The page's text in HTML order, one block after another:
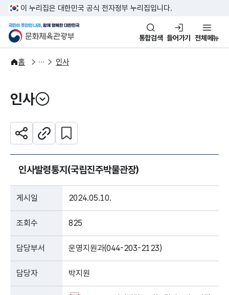
본문 바로가기
주메뉴 바로가기
이 누리집은 대한민국 공식 전자정부 누리집입니다.
문화체육관광부
국민이 주인인 나라, 함께 행복
통합검색 들어가기 전체메뉴
홈
알림·소식
알림 인사
인사
열기
공유하기주소복사
관심 콘텐츠 설정하기
인사발령통지(국립진주박물관장)
게시일 2024.05.10.
조회수 825
담당부서 운영지원과(044-203-2123)
담당자 박지원